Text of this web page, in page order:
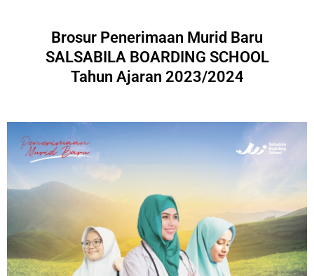
Brosur Penerimaan Murid Baru
SALSABILA BOARDING SCHOOL
Tahun Ajaran 2023/2024